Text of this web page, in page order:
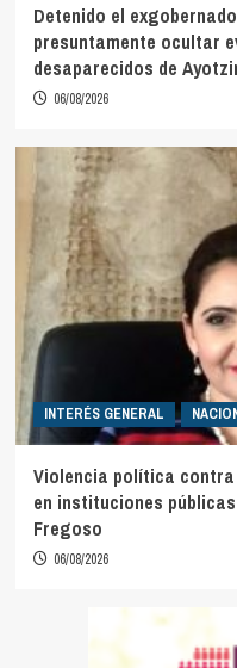
Detenido el
presuntamente ocultar
desaparecidos de
06/08/2026
INTERÉS GENERAL
Violencia política
en instituciones
Fregoso
06/08/2026